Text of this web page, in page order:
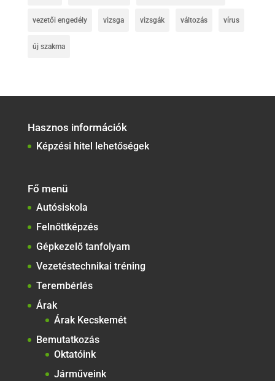
vezetői engedély vizsga vizsgák változás vírus
új szakma
Hasznos információk
Képzési hitel lehetőségek
Fő menü
Autósiskola
Felnőttképzés
Gépkezelő tanfolyam
Vezetéstechnikai tréning
Terembérlés
Árak
Árak Kecskemét
Bemutatkozás
Oktatóink
Járműveink